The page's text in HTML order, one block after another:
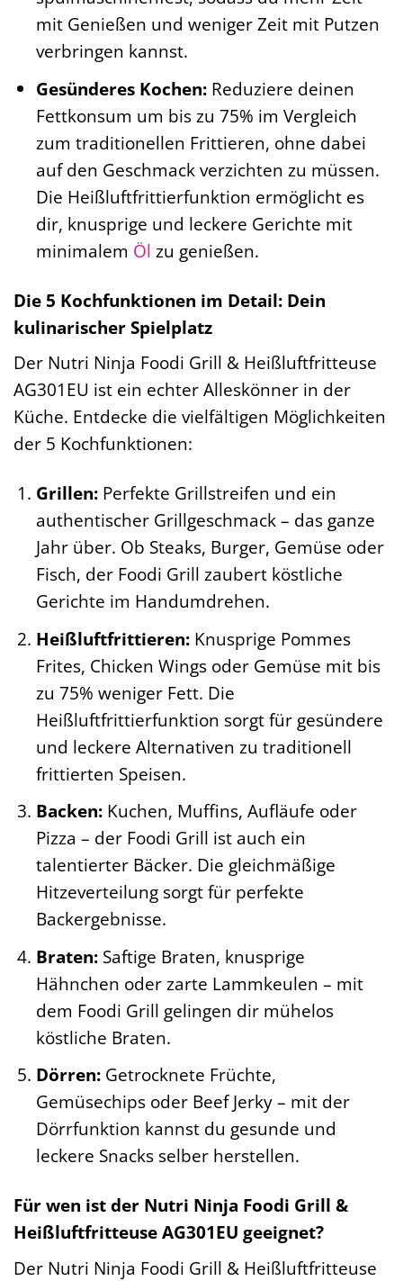
mit Genießen und weniger Zeit mit Putzen
verbringen kannst.
Gesünderes Kochen:Reduziere deinen
Fettkonsum um bis zu 75% im Vergleich
zum traditionellen Frittieren, ohne dabei
auf den Geschmack verzichten zu müssen.
Die Heißluftfrittierfunktion ermöglicht es
dir, knusprige und leckere Gerichte mit
minimalem Öl zu genießen.
Die 5 Kochfunktionen im Detail: Dein
kulinarischer Spielplatz
Der Nutri Ninja Foodi Grill & Heißluftfritteuse
AG301EU ist ein echter Alleskönner in der
Küche. Entdecke die vielfältigen Möglichkeiten
der 5 Kochfunktionen:
Grillen:Perfekte Grillstreifen und ein
authentischer Grillgeschmack – das ganze
Jahr über. Ob Steaks, Burger, Gemüse oder
Fisch, der Foodi Grill zaubert köstliche
Gerichte im Handumdrehen.
Heißluftfrittieren:Knusprige Pommes
Frites, Chicken Wings oder Gemüse mit bis
zu 75% weniger Fett. Die
Heißluftfrittierfunktion sorgt für gesündere
und leckere Alternativen zu traditionell
frittierten Speisen.
Backen:Kuchen, Muffins, Aufläufe oder
Pizza – der Foodi Grill ist auch ein
talentierter Bäcker. Die gleichmäßige
Hitzeverteilung sorgt für perfekte
Backergebnisse.
Braten:Saftige Braten, knusprige
Hähnchen oder zarte Lammkeulen – mit
dem Foodi Grill gelingen dir mühelos
köstliche Braten.
Dörren:Getrocknete Früchte,
Gemüsechips oder Beef Jerky – mit der
Dörrfunktion kannst du gesunde und
leckere Snacks selber herstellen.
Für wen ist der Nutri Ninja Foodi Grill &
Heißluftfritteuse AG301EU geeignet?
Der Nutri Ninja Foodi Grill & Heißluftfritteuse